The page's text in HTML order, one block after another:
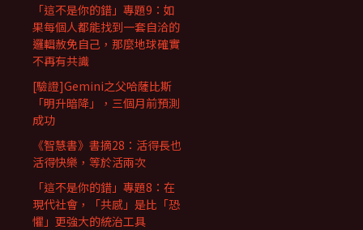
「這不是你的錯」專題9：如
果每個人都能找到一套自洽的
邏輯赦免自己，那麼地球確實
不再有共識
[驗證]Gemini之父哈薩比斯
「明升暗降」，三個月前預測
成功
《智慧書》書摘28：活得長也
活得快樂，等於活兩次
「這不是你的錯」專題8：在
現代社會，「共感」是比「恐
懼」更強大的統治工具